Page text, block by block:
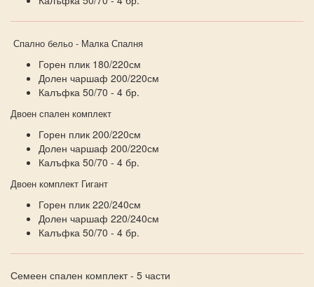
Спално бельо - Малка Спалня
Горен плик 180/220см
Долен чаршаф 200/220см
Калъфка 50/70 - 4 бр.
Двоен спален комплект
Горен плик 200/220см
Долен чаршаф 200/220см
Калъфка 50/70 - 4 бр.
Двоен комплект Гигант
Горен плик 220/240см
Долен чаршаф 220/240см
Калъфка 50/70 - 4 бр.
Семеен спален комплект - 5 части